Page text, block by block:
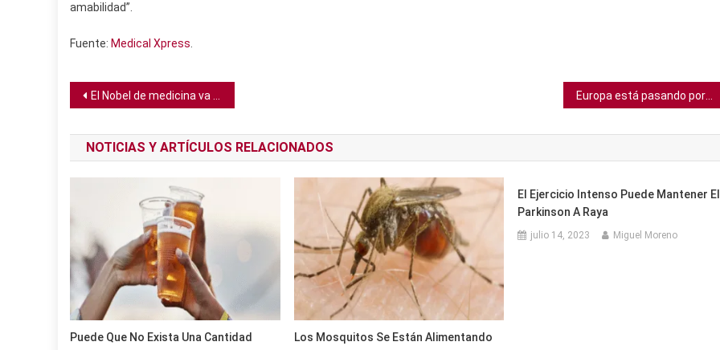
amabilidad”.
Fuente: Medical Xpress
Navegación
de
entradas
El Nobel de medicina va para el genetista que secuenció el genoma del neandertal
NOTICIAS Y ARTÍCULOS RELACIONADOS
Puede Que No Exista Una Cantidad
Los Mosquitos Se Están Alimentando
El Ejercicio Intenso Puede Mantener El
Parkinson A Raya
julio 14, 2023 Miguel Moreno